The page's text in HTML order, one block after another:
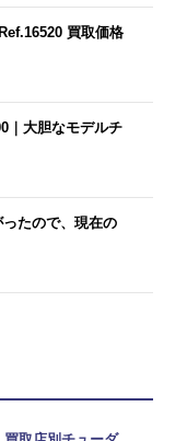
買取価格
｜大胆なモデルチ
たので、現在の